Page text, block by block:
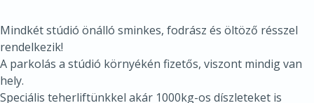
Mindkét stúdió önálló sminkes, fodrász és öltöző résszel
rendelkezik!
A parkolás a stúdió környékén fizetős, viszont mindig van
hely.
Speciális teherliftünkkel akár 1000kg-os díszleteket is